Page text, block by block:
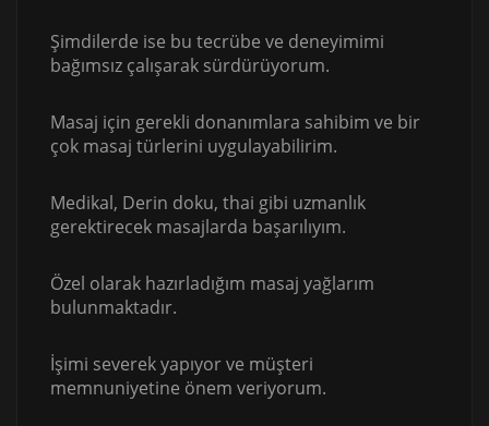
Şimdilerde ise bu tecrübe ve deneyimimi
bağımsız çalışarak sürdürüyorum.
Masaj için gerekli donanımlara sahibim ve bir
çok masaj türlerini uygulayabilirim.
Medikal, Derin doku, thai gibi uzmanlık
gerektirecek masajlarda başarılıyım.
Özel olarak hazırladığım masaj yağlarım
bulunmaktadır.
İşimi severek yapıyor ve müşteri
memnuniyetine önem veriyorum.